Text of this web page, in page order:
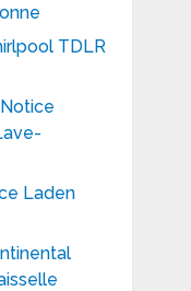
TDLR
Notice
Laden